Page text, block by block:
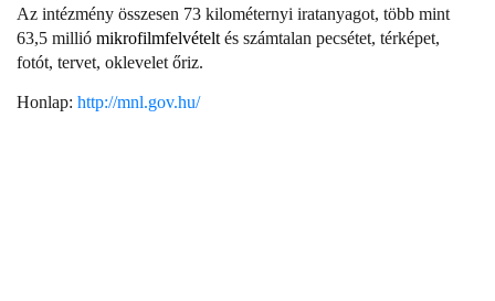
Az intézmény összesen 73 kilométernyi iratanyagot, több mint
63,5 millió mikrofilmfelvételt és számtalan pecsétet, térképet,
fotót, tervet, oklevelet őriz.
Honlap: http://mnl.gov.hu/